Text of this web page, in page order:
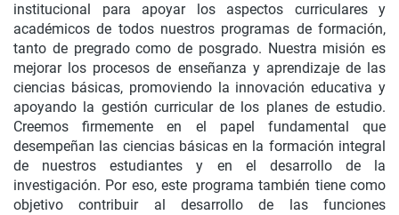
institucional para apoyar los aspectos curriculares y
académicos de todos nuestros programas de formación,
tanto de pregrado como de posgrado. Nuestra misión es
mejorar los procesos de enseñanza y aprendizaje de las
ciencias básicas, promoviendo la innovación educativa y
apoyando la gestión curricular de los planes de estudio.
Creemos firmemente en el papel fundamental que
desempeñan las ciencias básicas en la formación integral
de nuestros estudiantes y en el desarrollo de la
investigación. Por eso, este programa también tiene como
objetivo contribuir al desarrollo de las funciones